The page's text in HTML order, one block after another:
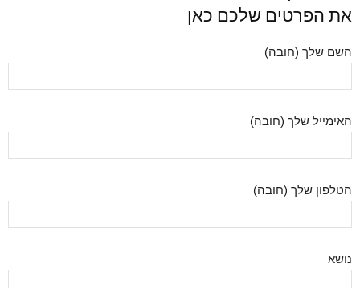
את הפרטים שלכם כאן
השם שלך (חובה)
האימייל שלך (חובה)
הטלפון שלך (חובה)
נושא